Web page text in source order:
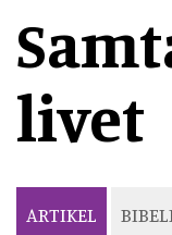
livet
ARTIKEL